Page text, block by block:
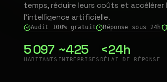
temps, réduire leurs coûts et accélérer
l'intelligence artificielle.
Audit 100% gratuit Réponse sous 24h
5 097
HABITANTS
~425
ENTREPRISES
<24h
DÉLAI DE RÉPONSE